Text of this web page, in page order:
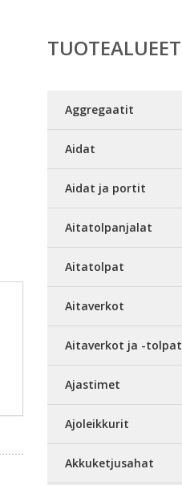
TUOTEALUEET
Aggregaatit
Aidat
Aidat ja portit
Aitatolpanjalat
Aitatolpat
Aitaverkot
Aitaverkot ja -tolpat
Ajastimet
Ajoleikkurit
Akkuketjusahat